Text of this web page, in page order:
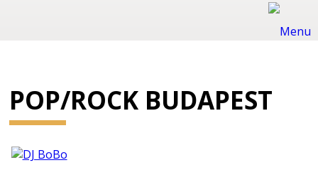
POP/ROCK BUDAPEST